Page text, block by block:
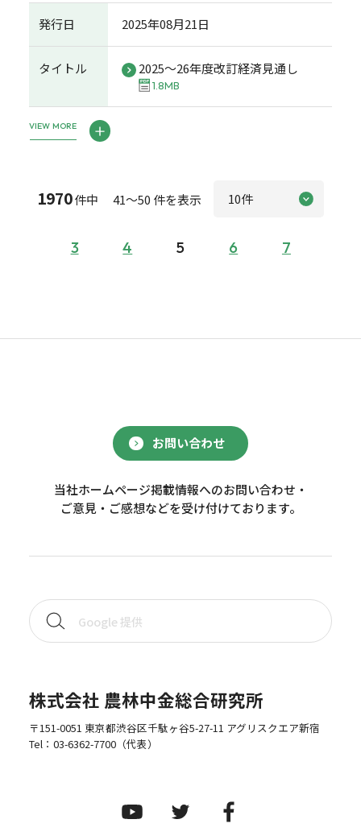
発行日 2025年08月21日
タイトル 2025～26年度改訂経済見通し
1.8MB
VIEW MORE
1970件中 41～50 件を表示
3 4 5 6 7
お問い合わせ
当社ホームページ掲載情報へのお問い合わせ・
ご意見・ご感想などを受け付けております。
株式会社 農林中金総合研究所
〒151-0051 東京都渋谷区千駄ヶ谷5-27-11 アグリスクエア新宿
Tel： 03-6362-7700（代表）